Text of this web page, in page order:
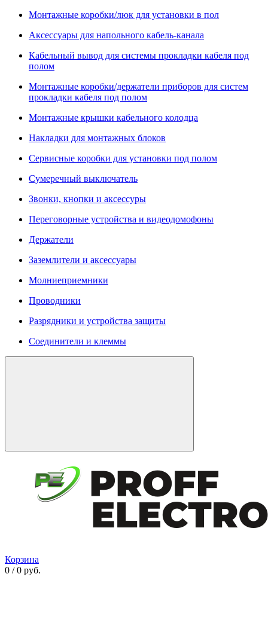
Монтажные коробки/люк для установки в пол
Аксессуары для напольного кабель-канала
Кабельный вывод для системы прокладки кабеля под
полом
Монтажные коробки/держатели приборов для систем
прокладки кабеля под полом
Монтажные крышки кабельного колодца
Накладки для монтажных блоков
Сервисные коробки для установки под полом
Сумеречный выключатель
Звонки, кнопки и аксессуры
Переговорные устройства и видеодомофоны
Держатели
Заземлители и аксессуары
Молниеприемники
Проводники
Разрядники и устройства защиты
Соединители и клеммы
Корзина
0 / 0 руб.